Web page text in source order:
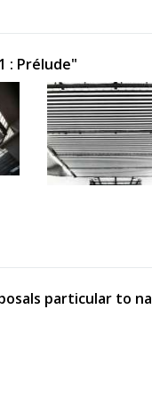
: Prélude"
particular to